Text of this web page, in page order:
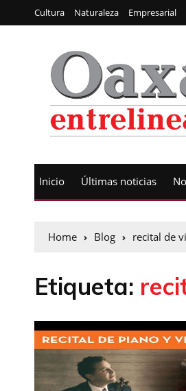
Cultura Naturaleza Empresarial
Inicio Últimas noticias
Home Blog recital de
Etiqueta: